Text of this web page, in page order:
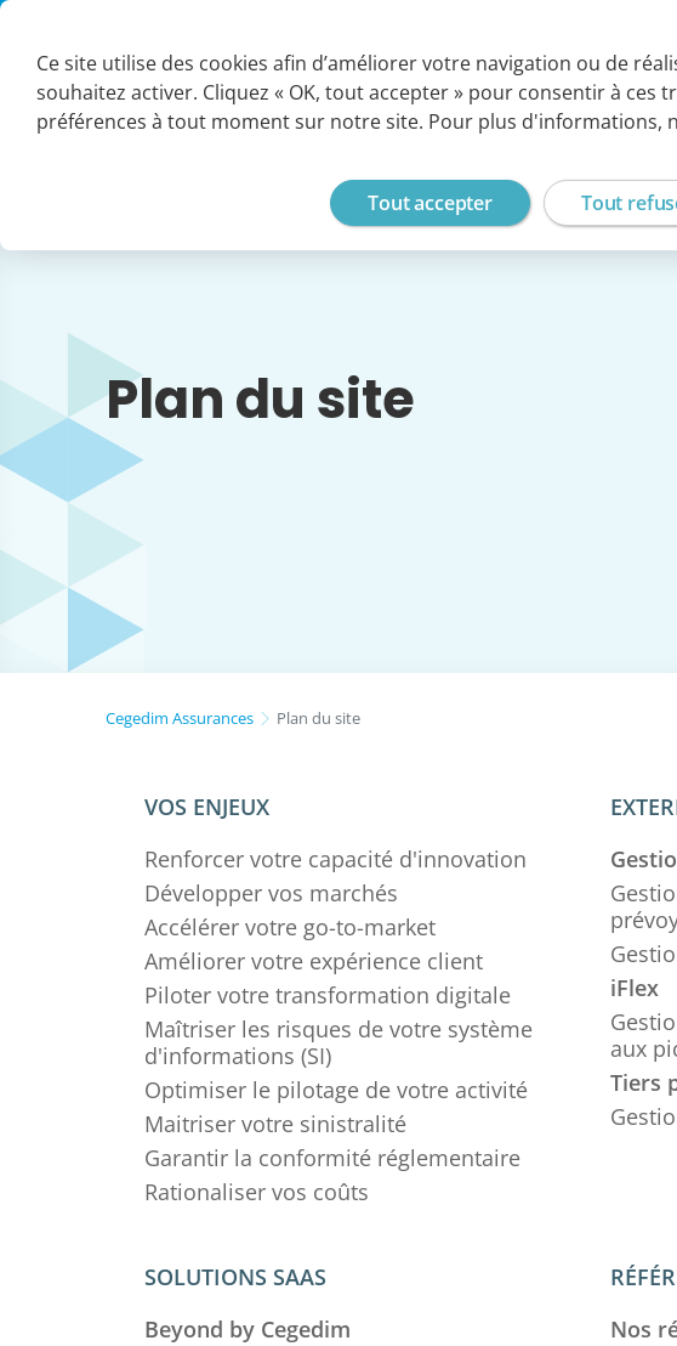
Vos enjeux
services
Plan du site
Cegedim Assurances Plan du site
VOS ENJEUX
Renforcer votre capacité d'innovation
Développer vos marchés
Accélérer votre go-to-market
Améliorer votre expérience client
Piloter votre transformation digitale
Maîtriser les risques de votre système
d'informations (SI)
Optimiser le pilotage de votre activité
Maitriser votre sinistralité
Garantir la conformité réglementaire
Rationaliser vos coûts
iFlex
aux
Tiers
SOLUTIONS SAAS
Beyond by Cegedim
Nos
Panneau de gestion des cookies
Ce site utilise des cookies afin d’améliorer votre navigation ou de
souhaitez activer. Cliquez « OK, tout accepter » pour consentir à
préférences à tout moment sur notre site. Pour plus
Tout accepter Tout